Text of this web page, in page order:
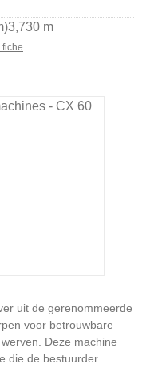
3,730 m
fiche
uit de gerenommeerde
voor betrouwbare
Deze machine
die de bestuurder